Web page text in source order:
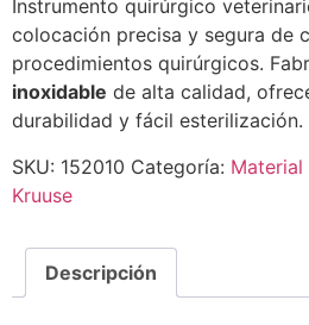
Instrumento quirúrgico
colocación precisa y segura de
procedimientos quirúrgicos.
inoxidable de alta calidad,
durabilidad y fácil esterilización.
SKU: 152010 Categoría: Material
Kruuse
Descripción